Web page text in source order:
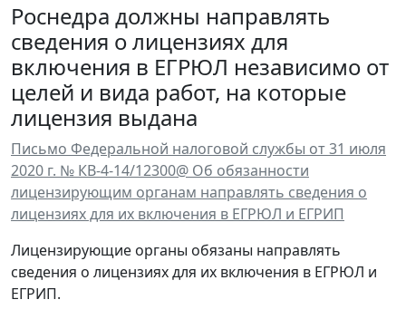
Роснедра должны направлять
сведения о лицензиях для
включения в ЕГРЮЛ независимо от
целей и вида работ, на которые
лицензия выдана
Письмо Федеральной налоговой службы от 31 июля
2020 г. № КВ-4-14/12300@ Об обязанности
лицензирующим органам направлять сведения о
лицензиях для их включения в ЕГРЮЛ и ЕГРИП
Лицензирующие органы обязаны направлять
сведения о лицензиях для их включения в ЕГРЮЛ и
ЕГРИП.